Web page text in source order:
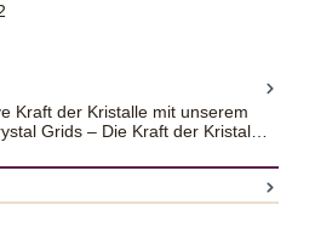
Kraft der Kristalle mit unserem
Grids – Die Kraft der Kristal…